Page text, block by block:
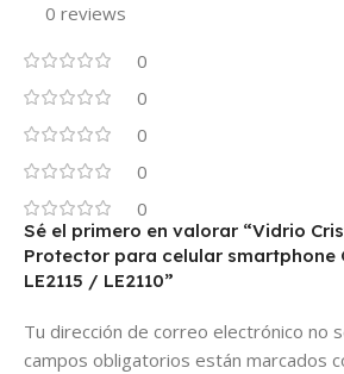
0 reviews
0
0
0
0
0
Sé el primero en valorar “Vidrio
Protector para celular smartphone
LE2115 / LE2110”
Tu dirección de correo electrónico no
campos obligatorios están marcados